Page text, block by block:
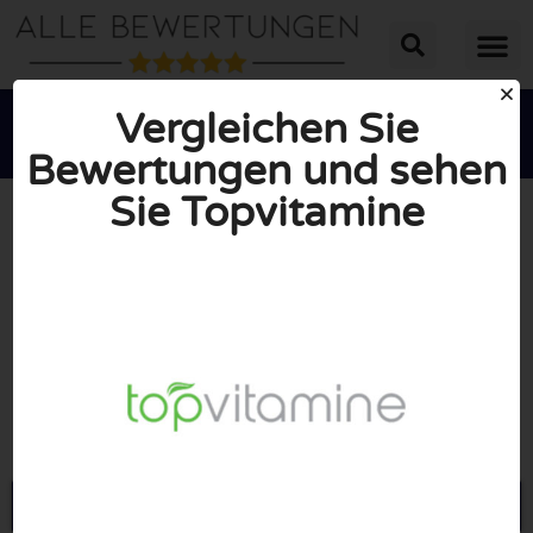
  
Vergleichen Sie
Bewertungen und sehen
Sie Topvitamine